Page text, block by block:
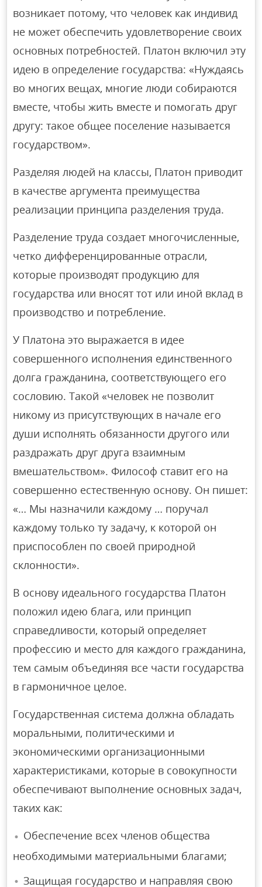
возникает потому, что человек как индивид
не может обеспечить удовлетворение своих
основных потребностей. Платон включил эту
идею в определение государства: «Нуждаясь
во многих вещах, многие люди собираются
вместе, чтобы жить вместе и помогать друг
другу: такое общее поселение называется
государством».
Разделяя людей на классы, Платон приводит
в качестве аргумента преимущества
реализации принципа разделения труда.
Разделение труда создает многочисленные,
четко дифференцированные отрасли,
которые производят продукцию для
государства или вносят тот или иной вклад в
производство и потребление.
У Платона это выражается в идее
совершенного исполнения единственного
долга гражданина, соответствующего его
сословию. Такой «человек не позволит
никому из присутствующих в начале его
души исполнять обязанности другого или
раздражать друг друга взаимным
вмешательством». Философ ставит его на
совершенно естественную основу. Он пишет:
«… Мы назначили каждому … поручал
каждому только ту задачу, к которой он
приспособлен по своей природной
склонности».
В основу идеального государства Платон
положил идею блага, или принцип
справедливости, который определяет
профессию и место для каждого гражданина,
тем самым объединяя все части государства
в гармоничное целое.
Государственная система должна обладать
моральными, политическими и
экономическими организационными
характеристиками, которые в совокупности
обеспечивают выполнение основных задач,
таких как:
Обеспечение всех членов общества
необходимыми материальными благами;
Защищая государство и направляя свою